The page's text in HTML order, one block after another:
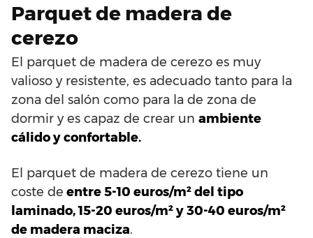
Parquet de madera de
cerezo
El parquet de madera de cerezo es muy
valioso y resistente, es adecuado tanto para la
zona del salón como para la de zona de
dormir y es capaz de crear un ambiente
cálido y confortable.
El parquet de madera de cerezo tiene un
coste de entre 5-10 euros/m² del tipo
laminado, 15-20 euros/m² y 30-40 euros/m²
de madera maciza.